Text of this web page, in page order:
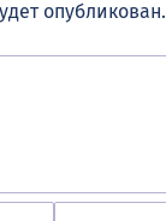
опубликован.